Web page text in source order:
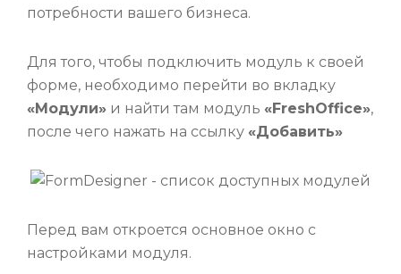
потребности вашего бизнеса.
Для того, чтобы подключить модуль к своей
форме, необходимо перейти во вкладку
«Модули» и найти там модуль «FreshOffice»,
после чего нажать на ссылку «Добавить»
Перед вам откроется основное окно с
настройками модуля.